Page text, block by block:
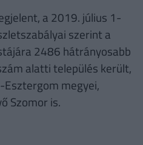
a 2019. július 1-
szerint a
2486 hátrányosabb
alatti település került,
megyei,
Szomor is.